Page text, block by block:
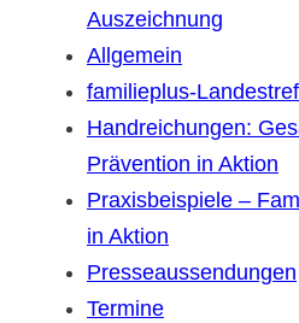
Auszeichnung
Allgemein
familieplus-
Handreichungen:
Prävention in Aktion
Praxisbeispiele –
in Aktion
Presseaussendungen
Termine